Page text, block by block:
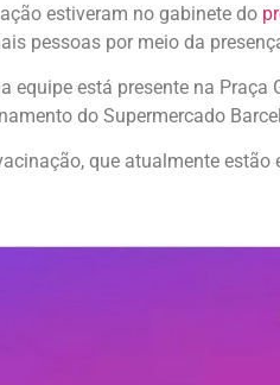
estiveram no gabinete do
pessoas por meio da
está presente na
do Supermercado
que atualmente